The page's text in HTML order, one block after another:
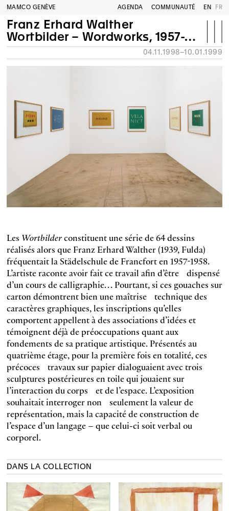
MAMCO GENÈVE AGENDA COMMUNAUTÉ EN FR
Franz Erhard Walther
Wortbilder – Wordworks, 1957-1958
04.11.1998–10.01.1999
Les Wortbilderconstituent une série de 64 dessins
réalisés alors que Franz Erhard Walther (1939, Fulda)
fréquentait la Städelschule de Francfort en 1957-1958.
L’artiste raconte avoir fait ce travail afin d’être dispensé
d’un cours de calligraphie… Pourtant, si ces gouaches sur
carton démontrent bien une maîtrise technique des
caractères graphiques, les inscriptions qu’elles
comportent appellent à des associations d’idées et
témoignent déjà de préoccupations quant aux
fondements de sa pratique artistique. Présentés au
quatrième étage, pour la première fois en totalité, ces
précoces travaux sur papier dialoguaient avec trois
sculptures postérieures en toile qui jouaient sur
l’interaction du corps et de l’espace. L’exposition
souhaitait interroger non seulement la valeur de
représentation, mais la capacité de construction de
l’espace d’un langage – que celui-ci soit verbal ou
corporel.
DANS LA COLLECTION